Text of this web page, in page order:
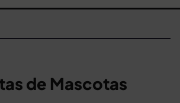
de Mascotas